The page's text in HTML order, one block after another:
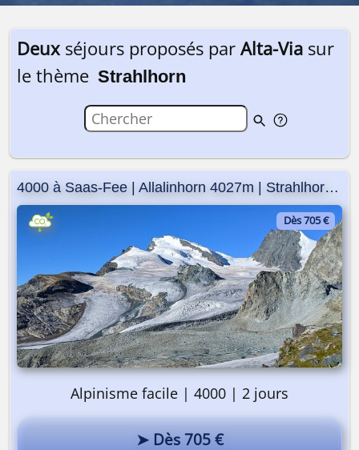
On y va ? 🎒
Deuxséjours proposés par Alta-Via sur
le thème Strahlhorn
4000 à Saas-Fee | Allalinhorn 4027m | Strahlhorn 4190m
Dès 705 €
Alpinisme facile | 4000 | 2 jours
➤ Dès 705 €